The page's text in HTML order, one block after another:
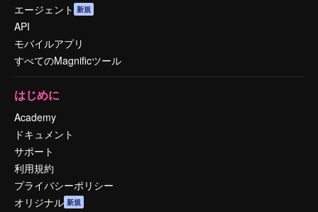
エージェント 新規
API
モバイルアプリ
すべてのMagnificツール
はじめに
Academy
ドキュメント
サポート
利用規約
プライバシーポリシー
オリジナル 新規